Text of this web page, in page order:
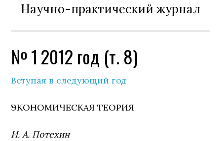
Научно-практический журнал
№ 1 2012 год (т. 8)
Вступая в следующий год
ЭКОНОМИЧЕСКАЯ ТЕОРИЯ
И. А. Потехин